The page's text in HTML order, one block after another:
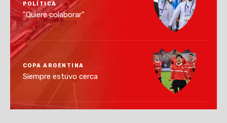
POLÍTICA
"Quiere colaborar"
COPA ARGENTINA
Siempre estuvo cerca